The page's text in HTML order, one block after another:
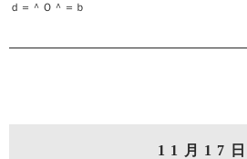
ｄ＝＾Ｏ＾＝ｂ
11月17日